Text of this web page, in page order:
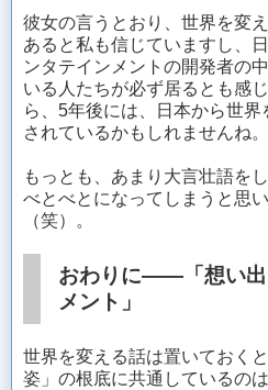
彼女の言うとおり、世界を変
あると私も信じていますし、
ンタテインメントの開発者の
いる人たちが必ず居るとも感
ら、5年後には、日本から世
されているかもしれませんね。
もっとも、あまり大言壮語を
べとべとになってしまうと思
（笑）。
おわりに——「想い出
メント」
世界を変える話は置いておく
姿」の根底に共通しているの